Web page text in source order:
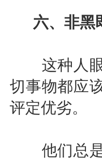
六、非黑
这种人眼
切事物都应
评定优劣。
他们总是